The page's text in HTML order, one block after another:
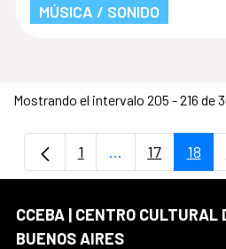
MÚSICA / SONIDO
Mostrando el intervalo 205 - 216 de
Página
1 ...PáginasPágina
17 18
CCEBA | CENTRO CULTURAL
BUENOS AIRES